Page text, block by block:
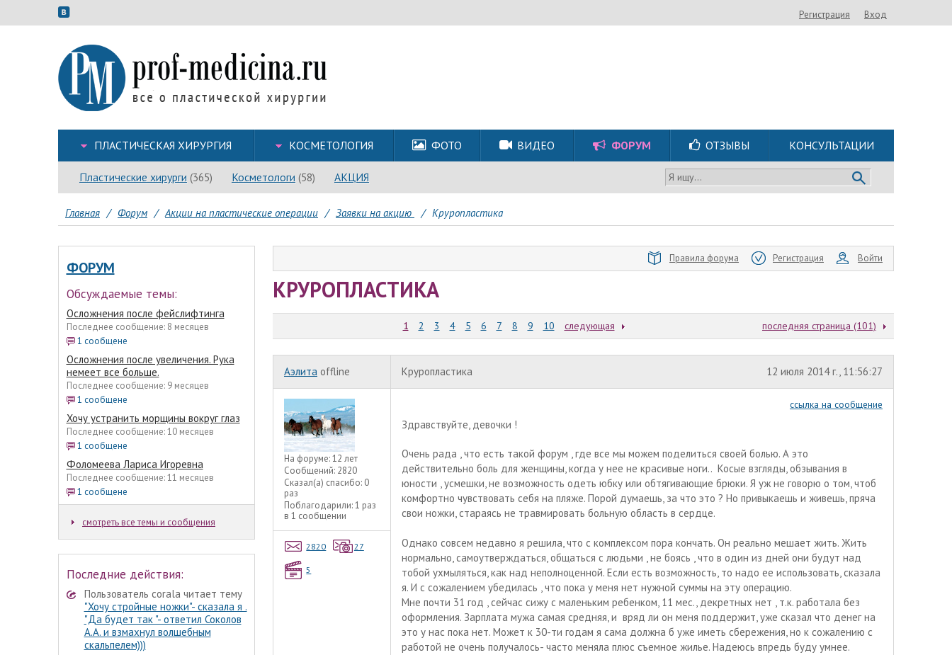
Регистрация Вход
ПЛАСТИЧЕСКАЯ ХИРУРГИЯ КОСМЕТОЛОГИЯ ФОТО ВИДЕО ФОРУМ ОТЗЫВЫ КОНСУЛЬТАЦИИ
Пластические хирурги (365) Косметологи (58) АКЦИЯ Я ищу...
Главная / Форум / Акции на пластические операции / Заявки на акцию / Круропластика
ФОРУМ
Обсуждаемые темы:
Осложнения после фейслифтинга
Последнее сообщение: 8 месяцев
1 сообщене
Осложнения после увеличения. Рука
немеет все больше.
Последнее сообщение: 9 месяцев
1 сообщене
Хочу устранить морщины вокруг глаз
Последнее сообщение: 10 месяцев
1 сообщене
Фоломеева Лариса Игоревна
Последнее сообщение: 11 месяцев
1 сообщене
смотреть все темы и сообщения
Последние действия:
Пользователь corala читает тему
"Хочу стройные ножки"- сказала я .
"Да будет так "- ответил Соколов
А.А. и взмахнул волшебным
скальпелем)))
Правила форума Регистрация Войти
КРУРОПЛАСТИКА
1 2 3 4 5 6 7 8 9 10 следующая последняя страница (101)
Аэлита offline Круропластика 12 июля 2014 г., 11:56:27
На форуме:12 лет
Сообщений: 2820
Сказал(а) спасибо: 0
раз
Поблагодарили:1 раз
в 1 сообщении
2820 27
5
ссылка на сообщение
Здравствуйте, девочки !
Очень рада , что есть такой форум , где все мы можем поделиться своей болью. А это
действительно боль для женщины, когда у нее не красивые ноги.. Косые взгляды, обзывания в
юности , усмешки, не возможность одеть юбку или обтягивающие брюки. Я уж не говорю о том, чтоб
комфортно чувствовать себя на пляже. Порой думаешь, за что это ? Но привыкаешь и живешь, пряча
свои ножки, стараясь не травмировать больную область в сердце.
Однако совсем недавно я решила, что с комплексом пора кончать. Он реально мешает жить. Жить
нормально, самоутверждаться, общаться с людьми , не боясь , что в один из дней они будут над
тобой ухмыляться, как над неполноценной. Если есть возможность, то надо ее использовать, сказала
я. И с сожалением убедилась , что пока у меня нет нужной суммы на эту операцию.
Мне почти 31 год , сейчас сижу с маленьким ребенком, 11 мес., декретных нет , т.к. работала без
оформления. Зарплата мужа самая средняя, и вряд ли он меня поддержит, уже сказал что денег на
это у нас пока нет. Может к 30-ти годам я сама должна б уже иметь сбережения, но к сожалению с
работой не очень получалось- часто меняла плюс съемное жилье. Надеюсь впредь буду умнее.